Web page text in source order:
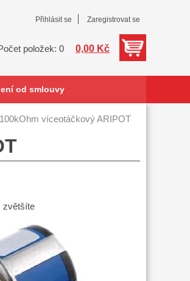
Přihlásit se Zaregistrovat se
položek: 0 0,00 Kč
od smlouvy
víceotáčkový ARIPOT
zvětšíte